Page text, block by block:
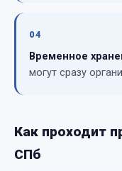
04
Временное
могут сразу
Как проходит
СПб